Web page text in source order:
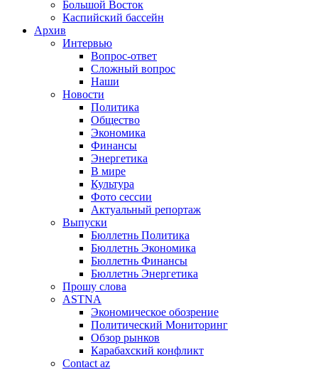
Большой Восток
Каспийский бассейн
Архив
Интервью
Вопрос-ответ
Сложный вопрос
Наши
Новости
Политика
Общество
Экономика
Финансы
Энергетика
В мире
Культура
Фото сессии
Актуальный репортаж
Выпуски
Бюллетнь Политика
Бюллетнь Экономика
Бюллетнь Финансы
Бюллетнь Энергетика
Прошу слова
ASTNA
Экономическое обозрение
Политический Мониторинг
Обзор рынков
Карабахский конфликт
Contact az